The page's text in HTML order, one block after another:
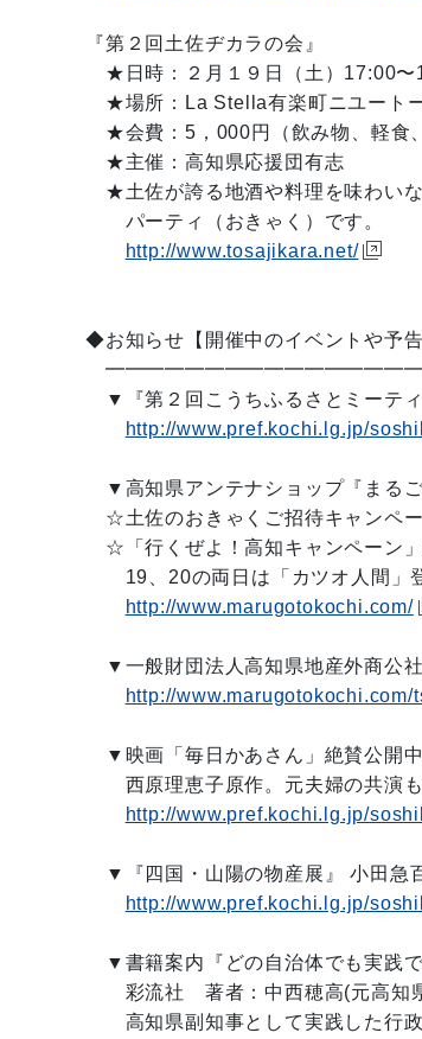
『第２回土佐ヂカラの会』
★日時：２月１９日（土）17:00〜
★場所：La Stella有楽町ニユート
★会費：5，000円（飲み物、軽食
★主催：高知県応援団有志
★土佐が誇る地酒や料理を味わい
パーティ（おきゃく）です。
http://www.tosajikara.net/
◆お知らせ【開催中のイベントや予告
▼『第２回こうちふるさとミーティ
http://www.pref.kochi.lg.jp/
▼高知県アンテナショップ『まる
☆土佐のおきゃくご招待キャンペー
☆「行くぜよ！高知キャンペーン」
19、20の両日は「カツオ人間」
http://www.marugotokochi.com/
▼一般財団法人高知県地産外商公
http://www.marugotokochi.com/
▼映画「毎日かあさん」絶賛公開中
西原理恵子原作。元夫婦の共演も
http://www.pref.kochi.lg.jp/
▼『四国・山陽の物産展』 小田急
http://www.pref.kochi.lg.jp/
▼書籍案内『どの自治体でも実践で
彩流社 著者：中西穂高(元高知
高知県副知事として実践した行政